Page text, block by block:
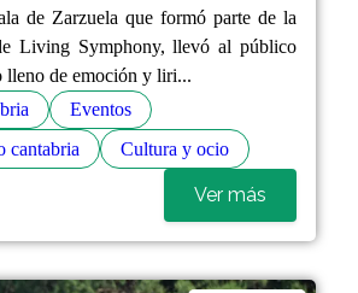
de Zarzuela que formó parte de la
Living Symphony, llevó al público
lleno de emoción y liri...
Eventos
cantabria
Cultura y ocio
Ver más